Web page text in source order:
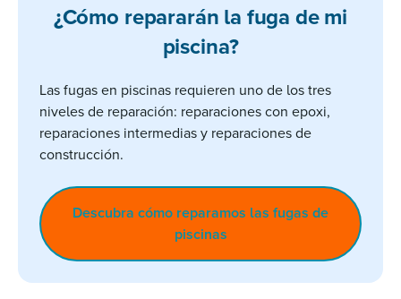
¿Cómo repararán la fuga de mi
piscina?
Las fugas en piscinas requieren uno de los tres
niveles de reparación: reparaciones con epoxi,
reparaciones intermedias y reparaciones de
construcción.
Descubra cómo reparamos las fugas de
piscinas